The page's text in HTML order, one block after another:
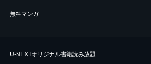
無料マンガ
U-NEXTオリジナル書籍読み放題